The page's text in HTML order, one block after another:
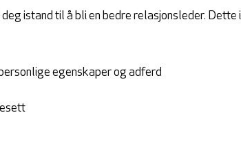
istand til å bli en bedre relasjonsleder. Dette
egenskaper og adferd